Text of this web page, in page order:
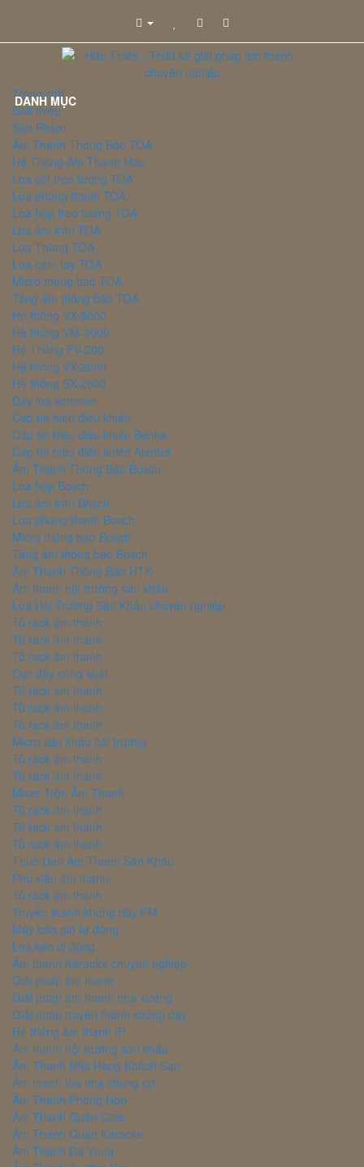
DANH MỤC
Trang chủ
Giới thiệu
Sản Phẩm
Âm Thanh Thông Báo TOA
Hệ Thống Âm Thanh Mẫu
Loa cột treo tường TOA
Loa phóng thanh TOA
Loa hộp treo tường TOA
Loa âm trần TOA
Loa Thùng TOA
Loa cầm tay TOA
Micro thông báo TOA
Tăng âm thông báo TOA
Hệ thống VX-3000
Hệ thống VM-3000
Hệ Thống FV-200
Hệ thống VX-2000
Hệ thống SX-2000
Dây loa sommer
Cáp tín hiệu điều khiển
Cáp tín hiệu điều khiển Benka
Cáp tín hiệu điều khiển Alantek
Âm Thanh Thông Báo Bosch
Loa hộp Bosch
Loa âm trần Bosch
Loa phóng thanh Bosch
Micro thông báo Bosch
Tăng âm thông báo Bosch
Âm Thanh Thông Báo HTK
Âm thanh hội trường sân khấu
Loa Hội Trường Sân Khấu chuyên nghiệp
Tủ rack âm thanh
Tủ rack âm thanh
Tủ rack âm thanh
Cục đẩy công suất
Tủ rack âm thanh
Tủ rack âm thanh
Tủ rack âm thanh
Micro sân khấu hội trường
Tủ rack âm thanh
Tủ rack âm thanh
Mixer Trộn Âm Thanh
Tủ rack âm thanh
Tủ rack âm thanh
Tủ rack âm thanh
Thuê Dàn Âm Thanh Sân Khấu
Phụ kiện âm thanh
Tủ rack âm thanh
Truyền thanh không dây FM
Máy báo giờ tự động
Loa kéo di động
Âm thanh Karaoke chuyên nghiệp
Giải pháp âm thanh
Giải pháp âm thanh nhà xưởng
Giải pháp truyền thanh không dây
Hệ thống âm thanh IP
Âm thanh hội trường sân khấu
Âm Thanh Nhà Hàng Khách Sạn
Âm thanh tòa nhà chung cư
Âm Thanh Phòng Họp
Âm Thanh Quán Cafe
Âm Thanh Quán Karaoke
Âm Thanh Đa Vùng